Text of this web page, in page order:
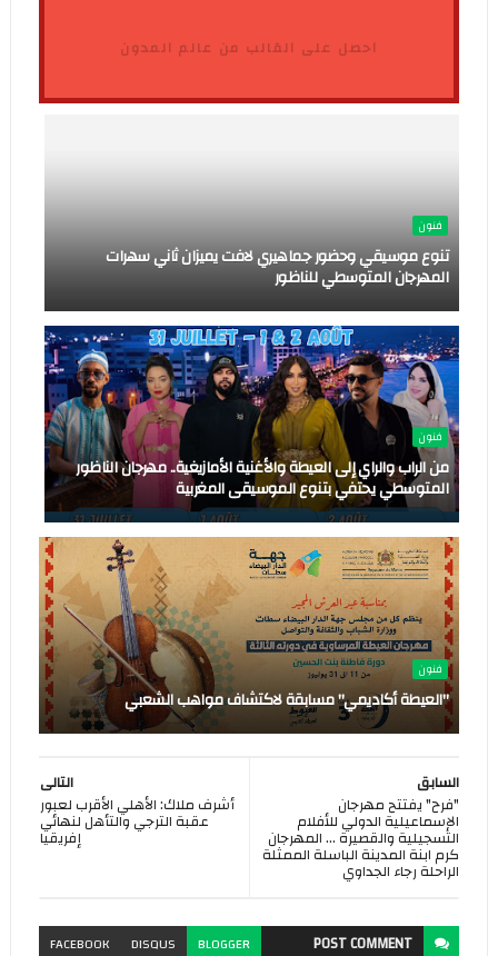
احصل على القالب من عالم المدون
فنون
تنوع موسيقي وحضور جماهيري لافت يميزان ثاني سهرات
المهرجان المتوسطي للناظور
فنون
من الراب والراي إلى العيطة والأغنية الأمازيغية.. مهرجان الناظور
المتوسطي يحتفي بتنوع الموسيقى المغربية
فنون
"العيطة أكاديمي" مسابقة لاكتشاف مواهب الشعبي
التالى
أشرف ملاك: الأهلي الأقرب لعبور
عقبة الترجي والتأهل لنهائي
إفريقيا
السابق
"فرح" يفتتح مهرجان
الإسماعيلية الدولي للأفلام
التسجيلية والقصيرة ... المهرجان
كرم ابنة المدينة الباسلة الممثلة
الراحلة رجاء الجداوي
POSTCOMMENT
BLOGGER
DISQUS
FACEBOOK